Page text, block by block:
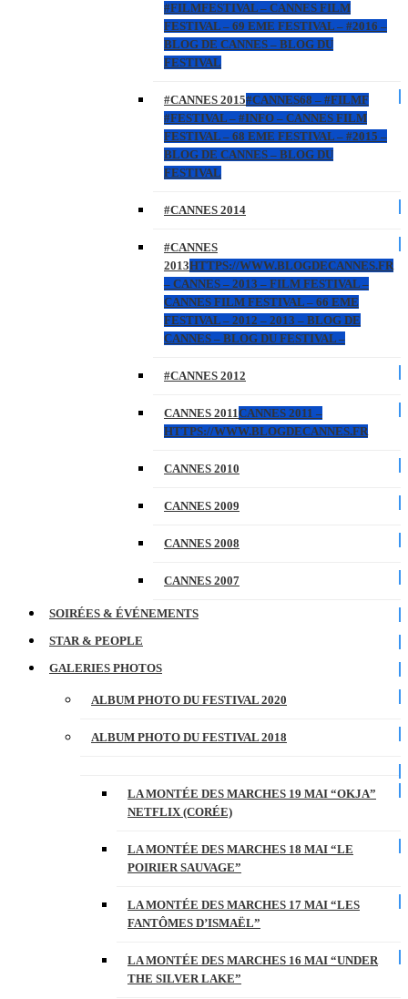
#FILMFESTIVAL – CANNES FILM
FESTIVAL – 69 EME FESTIVAL – #2016 –
BLOG DE CANNES – BLOG DU
FESTIVAL
#CANNES 2015#CANNES68 – #FILMF
#FESTIVAL – #INFO – CANNES FILM
FESTIVAL – 68 EME FESTIVAL – #2015 –
BLOG DE CANNES – BLOG DU
FESTIVAL
#CANNES 2014
#CANNES
2013HTTPS://WWW.BLOGDECANNES.FR
– CANNES – 2013 – FILM FESTIVAL –
CANNES FILM FESTIVAL – 66 EME
FESTIVAL – 2012 – 2013 – BLOG DE
CANNES – BLOG DU FESTIVAL –
#CANNES 2012
CANNES 2011CANNES 2011 –
HTTPS://WWW.BLOGDECANNES.FR
CANNES 2010
CANNES 2009
CANNES 2008
CANNES 2007
SOIRÉES & ÉVÉNEMENTS
STAR & PEOPLE
GALERIES PHOTOS
ALBUM PHOTO DU FESTIVAL 2020
ALBUM PHOTO DU FESTIVAL 2018
LA MONTÉE DES MARCHES 19 MAI “OKJA”
NETFLIX (CORÉE)
LA MONTÉE DES MARCHES 18 MAI “LE
POIRIER SAUVAGE”
LA MONTÉE DES MARCHES 17 MAI “LES
FANTÔMES D’ISMAËL”
LA MONTÉE DES MARCHES 16 MAI “UNDER
THE SILVER LAKE”